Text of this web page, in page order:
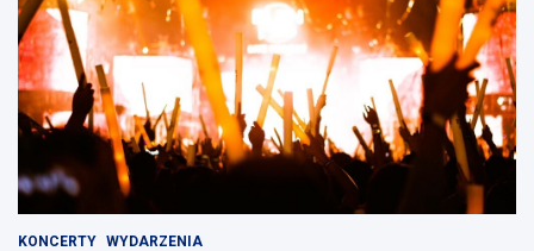
KONCERTY WYDARZENIA